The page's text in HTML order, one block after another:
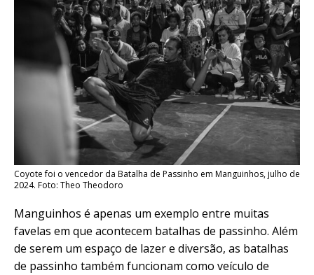
Coyote foi o vencedor da Batalha de Passinho em Manguinhos, julho de
2024. Foto: Theo Theodoro
Manguinhos é apenas um exemplo entre muitas
favelas em que acontecem batalhas de passinho. Além
de serem um espaço de lazer e diversão, as batalhas
de passinho também funcionam como veículo de